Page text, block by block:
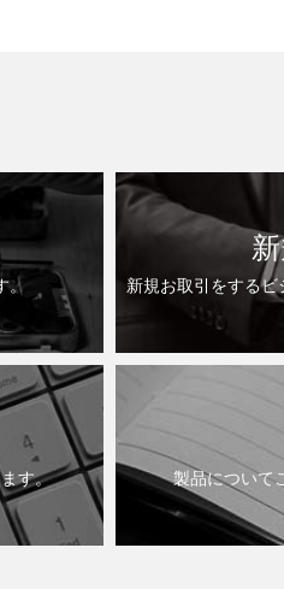
。 新規お取引をするビ
す。 製品について